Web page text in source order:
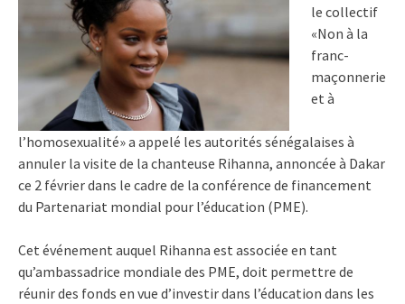
le collectif
«Non à la
franc-
maçonnerie
et à
l’homosexualité» a appelé les autorités sénégalaises à
annuler la visite de la chanteuse Rihanna, annoncée à Dakar
ce 2 février dans le cadre de la conférence de financement
du Partenariat mondial pour l’éducation (PME).
Cet événement auquel Rihanna est associée en tant
qu’ambassadrice mondiale des PME, doit permettre de
réunir des fonds en vue d’investir dans l’éducation dans les